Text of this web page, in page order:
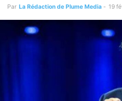
Par La Rédaction de Plume Media - 19